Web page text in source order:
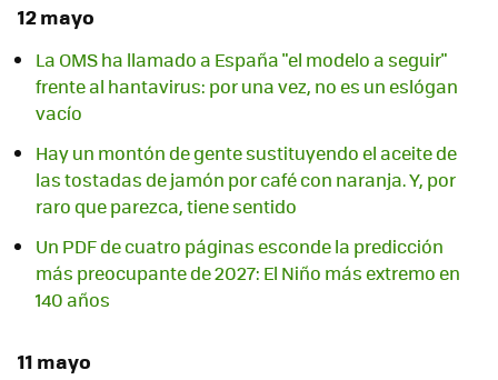
12 mayo
La OMS ha llamado a España "el modelo a seguir"
frente al hantavirus: por una vez, no es un eslógan
vacío
Hay un montón de gente sustituyendo el aceite de
las tostadas de jamón por café con naranja. Y, por
raro que parezca, tiene sentido
Un PDF de cuatro páginas esconde la predicción
más preocupante de 2027: El Niño más extremo en
140 años
11 mayo